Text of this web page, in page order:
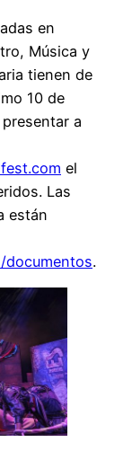
en
Música y
tienen de
10 de
a
el
Las
están
documentos.